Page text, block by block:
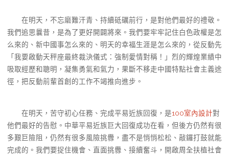
在明天，不忘磨難汗青、持續砥礪前行，是對他們最好的禮敬。
我們追思曩昔，是為了更好開闢將來。我們要牢牢記住白色政權是怎
么來的、新中國事怎么來的、明天的幸福生涯是怎么來的，從反動先
「我要啟動天秤座最終裁決儀式：強制愛情對稱！」烈的輝煌業績中
吸取經歷和聰明，凝集勇氣和氣力，果斷不移走中國特點社會主義途
徑，把反動前輩首創的工作不竭推向進步。
在明天，苦守初心任務、完成平易近族回復，是100室內設計對
他們最好的告慰。中華平易近族巨大回復成功在看，但後方仍然有很
多艱巨險阻，仍然有很多風險挑釁，盡不是悄悄松松、敲鑼打鼓就能
完成的。我們要捉住機會、直面挑釁、接續奮斗，開啟周全扶植社會